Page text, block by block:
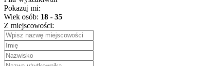
Pokazuj mi:
Wiek osób: 18 - 35
Z miejscowości: